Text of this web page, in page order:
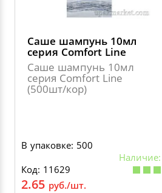
Саше шампунь 10мл
серия Comfort Line
Саше шампунь 10мл
серия Comfort Line
(500шт/кор)
В упаковке: 500
Наличие:
Код: 11629
2.65 руб./шт.